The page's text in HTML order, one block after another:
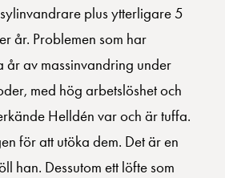
plus ytterligare 5
år. Problemen som har
år av massinvandring under
med hög arbetslöshet och
Helldén var och är tuffa.
för att utöka dem. Det är en
han. Dessutom ett löfte som